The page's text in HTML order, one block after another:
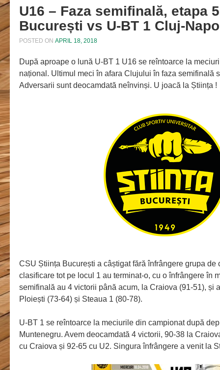
U16 – Faza semifinală, etapa
București vs U-BT 1 Cluj-
POSTED ON APRIL 18, 2018
După aproape o lună U-BT 1 U16 se reîntoarce la
național. Ultimul meci în afara Clujului în faza semifinală
Adversarii sunt deocamdată neînvinși. U joacă la Știința !
CSU Știința București a câștigat fără înfrângere grupa de
clasificare tot pe locul 1 au terminat-o, cu o înfrângere în
semifinală au 4 victorii până acum, la Craiova (91-51), și
Ploiești (73-64) și Steaua 1 (80-78).
U-BT 1 se reîntoarce la meciurile din campionat după
Muntenegru. Avem deocamdată 4 victorii, 90-38 la
cu Craiova și 92-65 cu U2. Singura înfrângere a venit la